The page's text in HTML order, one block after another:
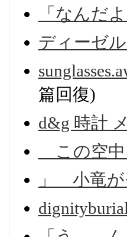
「なんだ
ディーゼ
篇回復)
d&g 時計
この空中
」 小竜が